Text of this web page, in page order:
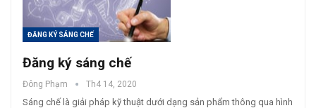
ĐĂNG KÝ SÁNG CHẾ
Đăng ký sáng chế
Đông Phạm Th4 14, 2020
Sáng chế là giải pháp kỹ thuật dưới dạng sản phẩm thông qua hình